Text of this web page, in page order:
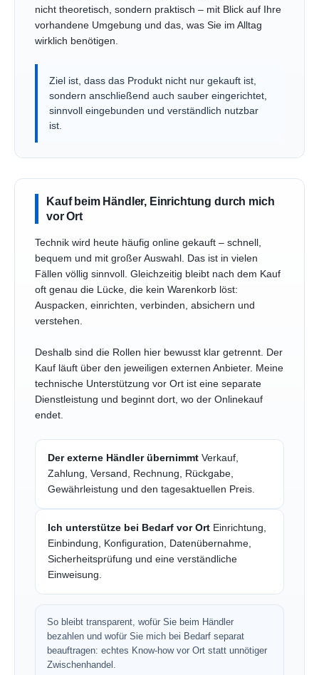
nicht theoretisch, sondern praktisch – mit Blick auf Ihre
vorhandene Umgebung und das, was Sie im Alltag
wirklich benötigen.
Ziel ist, dass das Produkt nicht nur gekauft ist,
sondern anschließend auch sauber eingerichtet,
sinnvoll eingebunden und verständlich nutzbar
ist.
Kauf beim Händler, Einrichtung durch mich
vor Ort
Technik wird heute häufig online gekauft – schnell,
bequem und mit großer Auswahl. Das ist in vielen
Fällen völlig sinnvoll. Gleichzeitig bleibt nach dem Kauf
oft genau die Lücke, die kein Warenkorb löst:
Auspacken, einrichten, verbinden, absichern und
verstehen.
Deshalb sind die Rollen hier bewusst klar getrennt. Der
Kauf läuft über den jeweiligen externen Anbieter. Meine
technische Unterstützung vor Ort ist eine separate
Dienstleistung und beginnt dort, wo der Onlinekauf
endet.
Der externe Händler übernimmt Verkauf,
Zahlung, Versand, Rechnung, Rückgabe,
Gewährleistung und den tagesaktuellen Preis.
Ich unterstütze bei Bedarf vor Ort Einrichtung,
Einbindung, Konfiguration, Datenübernahme,
Sicherheitsprüfung und eine verständliche
Einweisung.
So bleibt transparent, wofür Sie beim Händler
bezahlen und wofür Sie mich bei Bedarf separat
beauftragen: echtes Know-how vor Ort statt unnötiger
Zwischenhandel.